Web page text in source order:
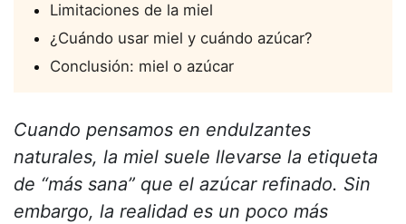
Limitaciones de la miel
¿Cuándo usar miel y cuándo azúcar?
Conclusión: miel o azúcar
Cuando pensamos en endulzantes
naturales, la miel suele llevarse la etiqueta
de “más sana” que el azúcar refinado. Sin
embargo, la realidad es un poco más